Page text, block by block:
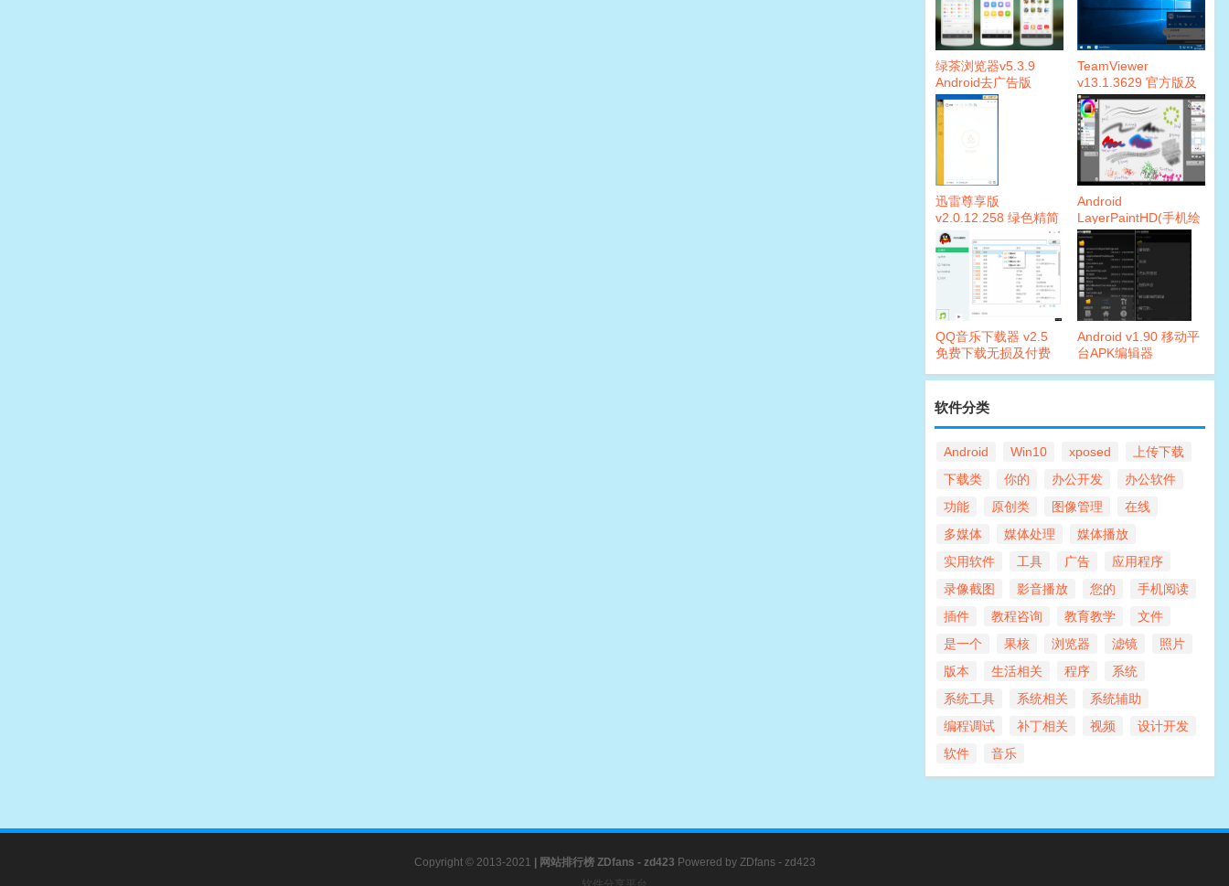
绿茶浏览器v5.3.9
Android去广告版
TeamViewer
v13.1.3629 官方版及
破解补丁
迅雷尊享版
v2.0.12.258 绿色精简
版本
Android
LayerPaintHD(手机绘
图)1.9.19 内购版
QQ音乐下载器 v2.5
免费下载无损及付费
Android v1.90 移动平
台APK编辑器
软件分类
Android Win10 xposed
上传下载
下载类
你的 办公开发
办公软件
功能
原创类 图像管理
在线
多媒体
媒体处理
媒体播放
实用软件
工具 广告
应用程序
录像截图
影音播放 您的
手机阅读
插件
教程咨询 教育教学
文件
是一个
果核 浏览器 滤镜
照片
版本
生活相关 程序
系统
系统工具
系统相关
系统辅助
编程调试
补丁相关 视频
设计开发
软件
音乐
Copyright © 2013-2021 网站排行榜ZDfans - zd423 Powered by ZDfans - zd423